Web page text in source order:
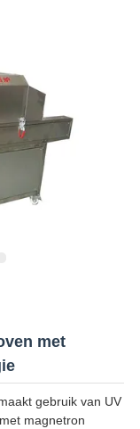
met
gebruik van UV
magnetron